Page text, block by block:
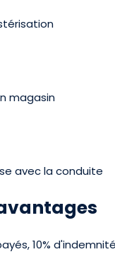
magasin
avec la conduite
10%